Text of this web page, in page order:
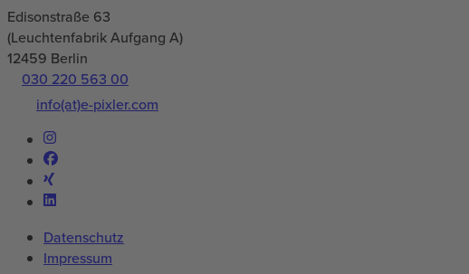
Edisonstraße 63
(Leuchtenfabrik Aufgang A)
12459 Berlin
030 220 563 00
info(at)e-pixler.com
Datenschutz
Impressum